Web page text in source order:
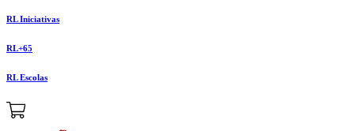
RL Iniciativas
RL+65
RL Escolas